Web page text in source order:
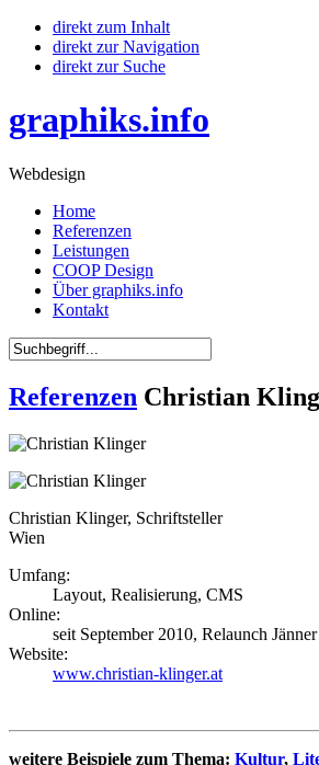
direkt zum Inhalt
direkt zur Navigation
direkt zur Suche
graphiks.info
Webdesign
Home
Referenzen
Leistungen
COOP Design
Über graphiks.info
Kontakt
Referenzen Christian
Christian Klinger, Schriftsteller
Wien
Umfang:
Layout, Realisierung, CMS
Online:
seit September 2010, Relaunch Jänner
Website:
www.christian-klinger.at
weitere Beispiele zum Thema: Kultur,